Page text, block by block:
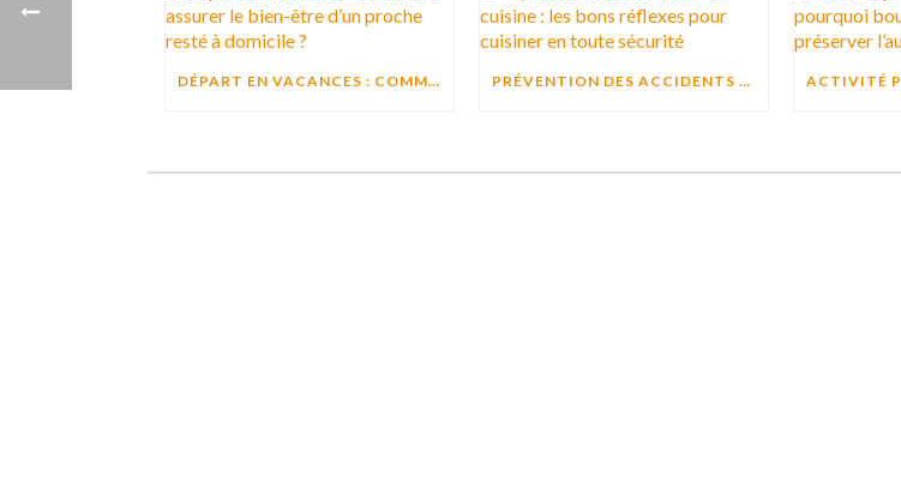
DÉPART EN VACANCES : COMMENT ASSURER LE BIEN-ÊTRE D’UN PROCHE RESTÉ À DOMICILE ? PRÉVENTION DES ACCIDENTS EN CUISINE : LES BONS RÉFLEXES POUR CUISINER EN TOUTE SÉCURITÉ